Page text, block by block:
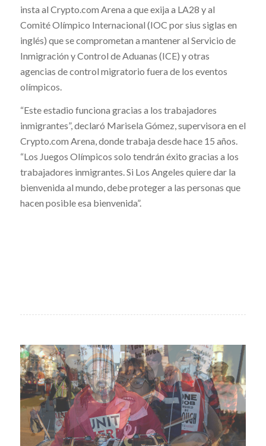
insta al Crypto.com Arena a que exija a LA28 y al
Comité Olímpico Internacional (IOC por sius siglas en
inglés) que se comprometan a mantener al Servicio de
Inmigración y Control de Aduanas (ICE) y otras
agencias de control migratorio fuera de los eventos
olímpicos.
“Este estadio funciona gracias a los trabajadores
inmigrantes”, declaró Marisela Gómez, supervisora ​​en el
Crypto.com Arena, donde trabaja desde hace 15 años.
“Los Juegos Olímpicos solo tendrán éxito gracias a los
trabajadores inmigrantes. Si Los Angeles quiere dar la
bienvenida al mundo, debe proteger a las personas que
hacen posible esa bienvenida”.